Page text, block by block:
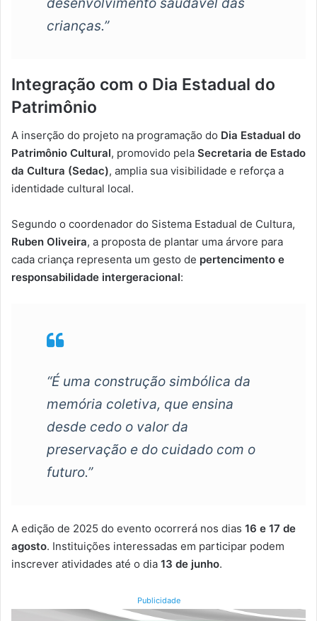
crianças.”
Integração com o Dia Estadual do
Patrimônio
A inserção do projeto na programação do Dia Estadual do
Patrimônio Cultural, promovido pela Secretaria de Estado
da Cultura (Sedac), amplia sua visibilidade e reforça a
identidade cultural local.
Segundo o coordenador do Sistema Estadual de Cultura,
Ruben Oliveira, a proposta de plantar uma árvore para
cada criança representa um gesto de pertencimento e
responsabilidade intergeracional:
“É uma construção simbólica da
memória coletiva, que ensina
desde cedo o valor da
preservação e do cuidado com o
futuro.”
A edição de 2025 do evento ocorrerá nos dias 16 e 17 de
agosto. Instituições interessadas em participar podem
inscrever atividades até o dia 13 de junho.
Publicidade